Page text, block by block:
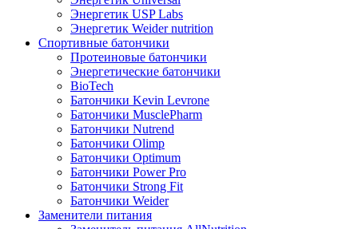
Энергетик USP Labs
Энергетик Weider nutrition
Спортивные батончики
Протеиновые батончики
Энергетические батончики
BioTech
Батончики Kevin Levrone
Батончики MusclePharm
Батончики Nutrend
Батончики Olimp
Батончики Optimum
Батончики Power Pro
Батончики Strong Fit
Батончики Weider
Заменители питания